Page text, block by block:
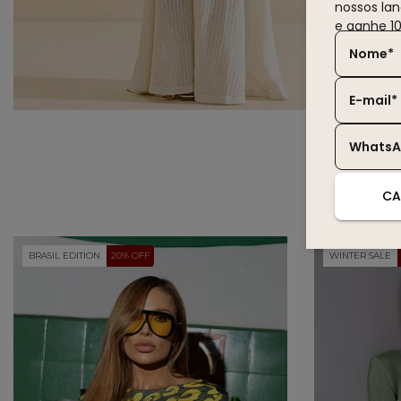
BRASIL EDITION 20% OFF WINTER SALE
nossos
e ganhe
Nome*
E-mail*